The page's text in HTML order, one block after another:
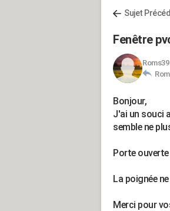
Sujet
Fenêtre
Roms39
Bonjour,
J'ai un souci
semble ne
Porte
La poignée
Merci pour